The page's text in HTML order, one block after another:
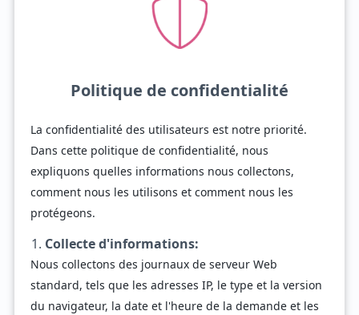
Politique de confidentialité
La confidentialité des utilisateurs est notre priorité.
Dans cette politique de confidentialité, nous
expliquons quelles informations nous collectons,
comment nous les utilisons et comment nous les
protégeons.
Collecte d'informations:
Nous collectons des journaux de serveur Web
standard, tels que les adresses IP, le type et la version
du navigateur, la date et l'heure de la demande et les